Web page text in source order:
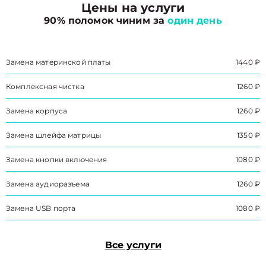
Цены на услуги
90% поломок чиним заодин день
Замена материнской платы 1440 ₽
Комплексная чистка 1260 ₽
Замена корпуса 1260 ₽
Замена шлейфа матрицы 1350 ₽
Замена кнопки включения 1080 ₽
Замена аудиоразъема 1260 ₽
Замена USB порта 1080 ₽
Все услуги